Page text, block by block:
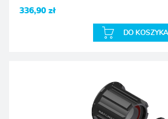
336,90 zł
DO KOSZYKA